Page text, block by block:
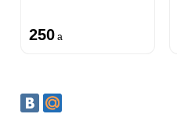
250 a